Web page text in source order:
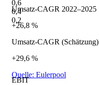
0,6
0,4
0,2
EBIT
Umsatz-CAGR 2022–2025
+26,8 %
Umsatz-CAGR (Schätzung)
+29,6 %
Quelle: Eulerpool